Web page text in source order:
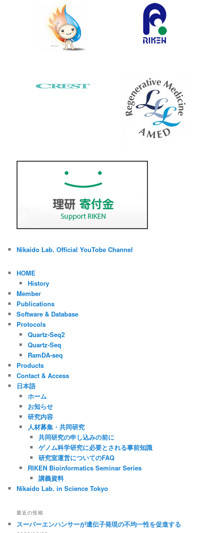
Nikaido Lab. Official YouTobe Channel
HOME
History
Member
Publications
Software & Database
Protocols
Quartz-Seq2
Quartz-Seq
RamDA-seq
Products
Contact & Access
日本語
ホーム
お知らせ
研究内容
人材募集・共同研究
共同研究の申し込みの前に
ゲノム科学研究に必要とされる事前知識
研究室運営についてのFAQ
RIKEN Bioinformatics Seminar Series
講義資料
Nikaido Lab. in Science Tokyo
最近の投稿
スーパーエンハンサーが遺伝子発現の不均一性を促進する